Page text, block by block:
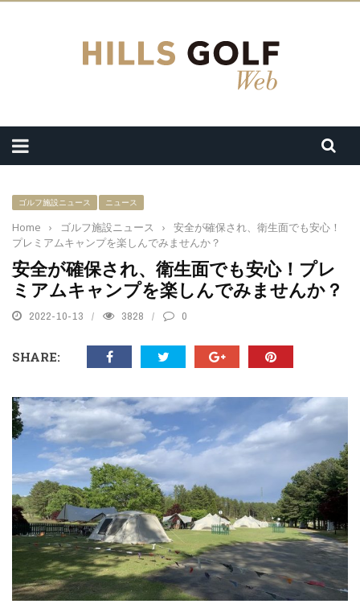
ゴルフ施設ニュース ニュース
Home › ゴルフ施設ニュース ›
安全が確保され、衛生面でも安心！
プレミアムキャンプを楽しんでみませんか？
安全が確保され、衛生面でも安心！プレ
ミアムキャンプを楽しんでみませんか？
2022-10-13 3828 0
SHARE: